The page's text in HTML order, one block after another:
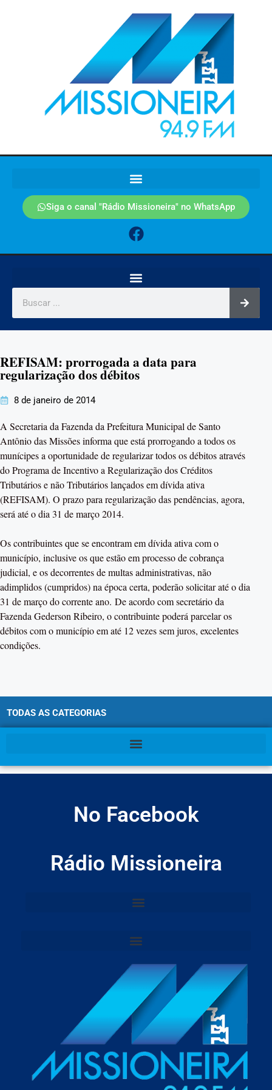
Siga o canal "Rádio Missioneira" no WhatsApp
REFISAM: prorrogada a data para
regularização dos débitos
8 de janeiro de 2014
A Secretaria da Fazenda da Prefeitura Municipal de Santo
Antônio das Missões informa que está prorrogando a todos os
munícipes a oportunidade de regularizar todos os débitos através
do Programa de Incentivo a Regularização dos Créditos
Tributários e não Tributários lançados em dívida ativa
(REFISAM). O prazo para regularização das pendências, agora,
será até o dia 31 de março 2014.
Os contribuintes que se encontram em dívida ativa com o
município, inclusive os que estão em processo de cobrança
judicial, e os decorrentes de multas administrativas, não
adimplidos (cumpridos) na época certa, poderão solicitar até o dia
31 de março do corrente ano. De acordo com secretário da
Fazenda Gederson Ribeiro, o contribuinte poderá parcelar os
débitos com o município em até 12 vezes sem juros, excelentes
condições.
TODAS AS CATEGORIAS
No Facebook
Rádio Missioneira